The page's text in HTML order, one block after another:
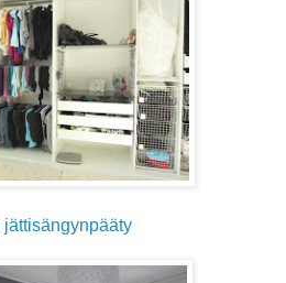
jättisängynpääty